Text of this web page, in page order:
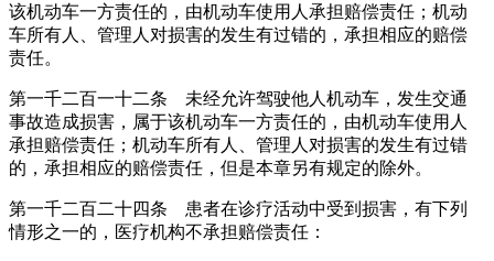
该机动车一方责任的，由机动车使用人承担赔偿责任；机动
车所有人、管理人对损害的发生有过错的，承担相应的赔偿
责任。
第一千二百一十二条 未经允许驾驶他人机动车，发生交通
事故造成损害，属于该机动车一方责任的，由机动车使用人
承担赔偿责任；机动车所有人、管理人对损害的发生有过错
的，承担相应的赔偿责任，但是本章另有规定的除外。
第一千二百二十四条 患者在诊疗活动中受到损害，有下列
情形之一的，医疗机构不承担赔偿责任：